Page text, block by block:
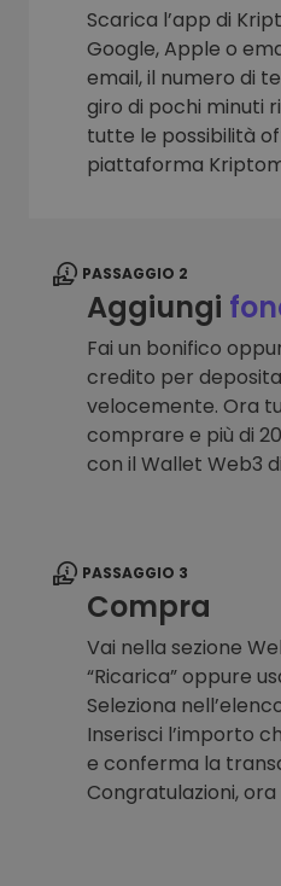
Scarica l’app di
Google, Apple o
email, il numero di
giro di pochi minuti
tutte le possibilità
piattaforma
PASSAGGIO 2
Aggiungi
Fai un bonifico
credito per
velocemente. Ora
comprare e più di
con il Wallet Web3
PASSAGGIO 3
Compra
Vai nella sezione
“Ricarica” oppure
Seleziona
Inserisci l’importo
e conferma la
Congratulazioni, ora